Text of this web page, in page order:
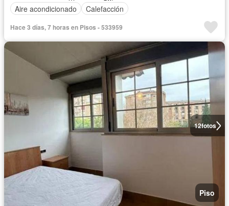
Aire acondicionado
Calefacción
Hace 3 días, 7 horas en Pisos - 533959
12fotos
Piso